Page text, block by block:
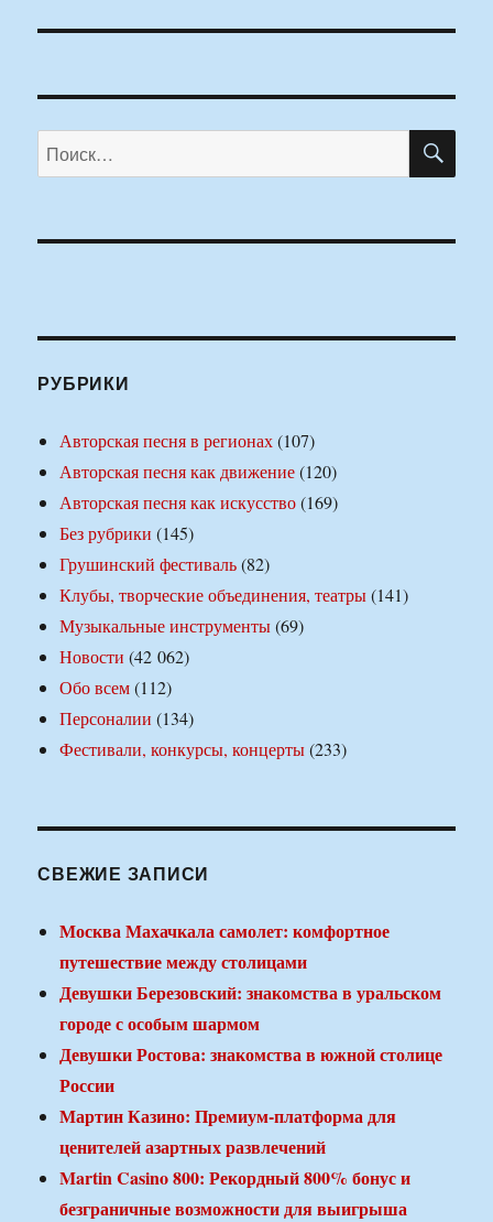
Искать:
РУБРИКИ
Авторская песня в регионах(107)
Авторская песня как движение(120)
Авторская песня как искусство(169)
Без рубрики (145)
Грушинский фестиваль(82)
Клубы, творческие объединения, театры(141)
Музыкальные инструменты(69)
Новости (42 062)
Обо всем(112)
Персоналии (134)
Фестивали, конкурсы, концерты(233)
СВЕЖИЕ ЗАПИСИ
Москва Махачкала самолет: комфортное
путешествие между столицами
Девушки Березовский: знакомства в уральском
городе с особым шармом
Девушки Ростова: знакомства в южной столице
России
Мартин Казино: Премиум-платформа для
ценителей азартных развлечений
Martin Casino 800: Рекордный 800% бонус и
безграничные возможности для выигрыша